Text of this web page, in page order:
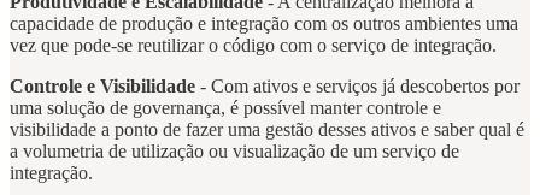
capacidade de produção e integração com os outros ambientes uma
vez que pode-se reutilizar o código com o serviço de integração.
Controle e Visibilidade - Com ativos e serviços já descobertos por
uma solução de governança, é possível manter controle e
visibilidade a ponto de fazer uma gestão desses ativos e saber qual é
a volumetria de utilização ou visualização de um serviço de
integração.